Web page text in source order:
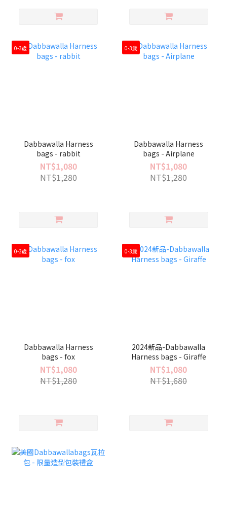
0-3歲
Dabbawalla Harness
bags - rabbit
NT$1,080
NT$1,280
0-3歲
Dabbawalla Harness
bags - Airplane
NT$1,080
NT$1,280
0-3歲
Dabbawalla Harness
bags - fox
NT$1,080
NT$1,280
0-3歲
2024新品-Dabbawalla
Harness bags - Giraffe
NT$1,080
NT$1,680